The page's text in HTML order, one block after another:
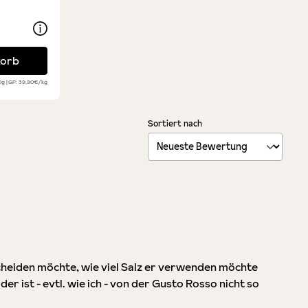
von 4.4 von 5 Sternen
Secco per Pizza
GP: 39,90€/kg
Sortiert nach
möchte, wie viel Salz er verwenden möchte
ist - evtl. wie ich - von der Gusto Rosso nicht so